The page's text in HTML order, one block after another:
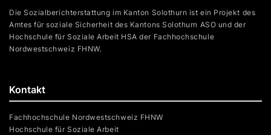
Kontakt
Fachhochschule Nordwestschweiz FHNW
Hochschule für Soziale Arbeit
Die Sozialberichterstattung im Kanton Solothurn ist ein Projekt des
Amtes für soziale Sicherheit des Kantons Solothurn ASO und der
Hochschule für Soziale Arbeit HSA der Fachhochschule
Nordwestschweiz FHNW.